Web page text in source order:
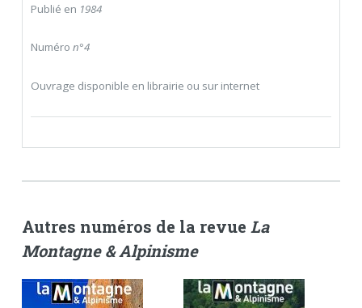
Publié en 1984
Numéro n°4
Ouvrage disponible en librairie ou sur internet
Autres numéros de la revue La
Montagne & Alpinisme